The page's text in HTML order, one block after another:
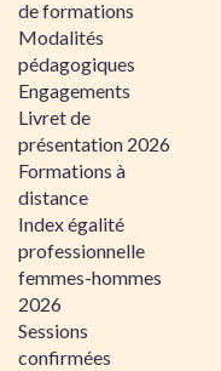
de formations
Modalités
pédagogiques
Engagements
Livret de
présentation 2026
Formations à
distance
Index égalité
professionnelle
femmes-hommes
2026
Sessions
confirmées